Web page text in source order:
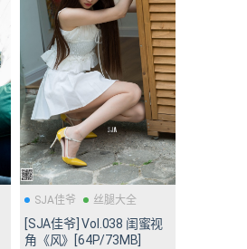
SJA佳爷 丝腿大全
[SJA佳爷] Vol.038 闺蜜视
角《风》[64P/73MB]